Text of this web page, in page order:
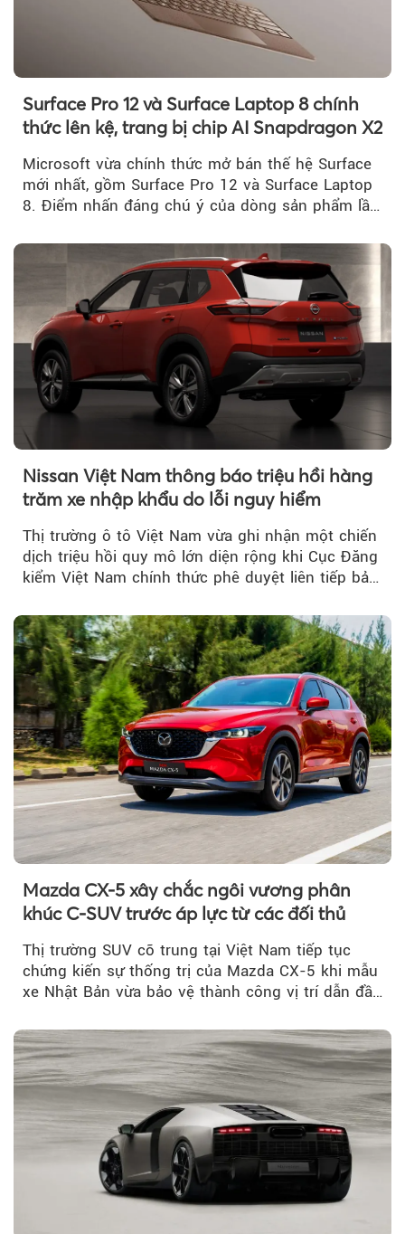
Surface Pro 12 và Surface Laptop 8 chính
thức lên kệ, trang bị chip AI Snapdragon X2
Microsoft vừa chính thức mở bán thế hệ Surface
mới nhất, gồm Surface Pro 12 và Surface Laptop
8. Điểm nhấn đáng chú ý của dòng sản phẩm lần
Nissan Việt Nam thông báo triệu hồi hàng
trăm xe nhập khẩu do lỗi nguy hiểm
Thị trường ô tô Việt Nam vừa ghi nhận một chiến
dịch triệu hồi quy mô lớn diện rộng khi Cục Đăng
kiểm Việt Nam chính thức phê duyệt liên tiếp bảy
Mazda CX-5 xây chắc ngôi vương phân
khúc C-SUV trước áp lực từ các đối thủ
Thị trường SUV cỡ trung tại Việt Nam tiếp tục
chứng kiến sự thống trị của Mazda CX-5 khi mẫu
xe Nhật Bản vừa bảo vệ thành công vị trí dẫn đầu